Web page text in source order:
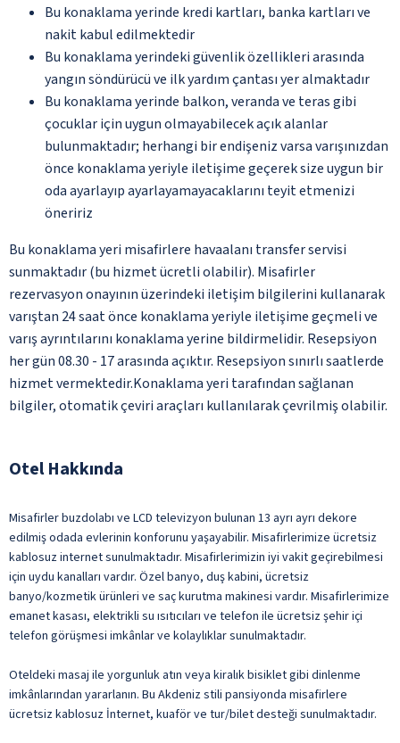
Bu konaklama yerinde kredi kartları, banka kartları ve
nakit kabul edilmektedir
Bu konaklama yerindeki güvenlik özellikleri arasında
yangın söndürücü ve ilk yardım çantası yer almaktadır
Bu konaklama yerinde balkon, veranda ve teras gibi
çocuklar için uygun olmayabilecek açık alanlar
bulunmaktadır; herhangi bir endişeniz varsa varışınızdan
önce konaklama yeriyle iletişime geçerek size uygun bir
oda ayarlayıp ayarlayamayacaklarını teyit etmenizi
öneririz
Bu konaklama yeri misafirlere havaalanı transfer servisi
sunmaktadır (bu hizmet ücretli olabilir). Misafirler
rezervasyon onayının üzerindeki iletişim bilgilerini kullanarak
varıştan 24 saat önce konaklama yeriyle iletişime geçmeli ve
varış ayrıntılarını konaklama yerine bildirmelidir. Resepsiyon
her gün 08.30 - 17 arasında açıktır. Resepsiyon sınırlı saatlerde
hizmet vermektedir.Konaklama yeri tarafından sağlanan
bilgiler, otomatik çeviri araçları kullanılarak çevrilmiş olabilir.
Otel Hakkında
Misafirler buzdolabı ve LCD televizyon bulunan 13 ayrı ayrı dekore
edilmiş odada evlerinin konforunu yaşayabilir. Misafirlerimize ücretsiz
kablosuz internet sunulmaktadır. Misafirlerimizin iyi vakit geçirebilmesi
için uydu kanalları vardır. Özel banyo, duş kabini, ücretsiz
banyo/kozmetik ürünleri ve saç kurutma makinesi vardır. Misafirlerimize
emanet kasası, elektrikli su ısıtıcıları ve telefon ile ücretsiz şehir içi
telefon görüşmesi imkânlar ve kolaylıklar sunulmaktadır.
Oteldeki masaj ile yorgunluk atın veya kiralık bisiklet gibi dinlenme
imkânlarından yararlanın. Bu Akdeniz stili pansiyonda misafirlere
ücretsiz kablosuz İnternet, kuaför ve tur/bilet desteği sunulmaktadır.